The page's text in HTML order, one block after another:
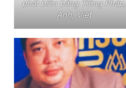
phát biểu bằng Tiếng Pháp,
Anh, Việt